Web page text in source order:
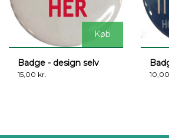
Køb
Badge - design selv
15,00 kr.